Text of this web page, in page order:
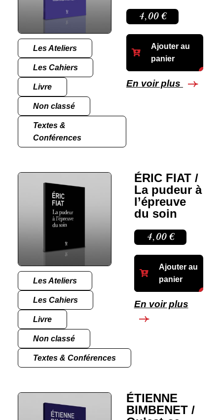
Les Ateliers
Les Cahiers
Livre
Non classé
Textes &
Conférences
4,00 €
Ajouter au
panier
En voir plus
Les Ateliers
Les Cahiers
Livre
Non classé
Textes & Conférences
ÉRIC FIAT /
La pudeur à
l’épreuve
du soin
4,00 €
Ajouter au
panier
En voir plus
ÉTIENNE
BIMBENET /